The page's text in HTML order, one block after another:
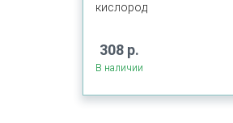
кислород
308 р.
В наличии